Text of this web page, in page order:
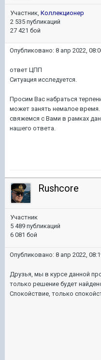
Участник, Коллекционер
2 535 публикаций
27 421 бой
Опубликовано: 8 апр 2022,
ответ ЦПП
Ситуация исследуется.
Просим Вас набраться
может занять немалое
свяжемся с Вами в рамках
нашего ответа.
Rushcore
Участник
5 489 публикаций
6 081 бой
Опубликовано: 8 апр 2022,
Друзья, мы в курсе данной
только решение будет
Спокойствие, только